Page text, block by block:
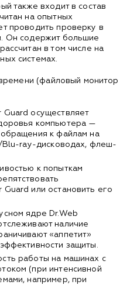
также входит в состав
на опытных
проводить проверку в
Он содержит большие
в том числе на
системах.
(файловый монитор
осуществляет
компьютера —
к файлам на
Blu-ray-дисководах, флеш-
к попыткам
или остановить его
ядре Dr.Web
наличие
«аппетит»
защиты.
работы на машинах с
(при интенсивной
например, при